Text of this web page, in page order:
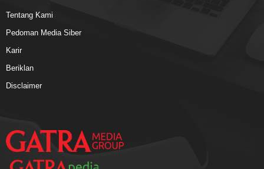
Tentang Kami
Pedoman Media Siber
Karir
Beriklan
Disclaimer